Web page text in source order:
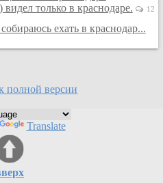
только в краснодаре.
12
ехать в краснодар...
полной версии
Translate